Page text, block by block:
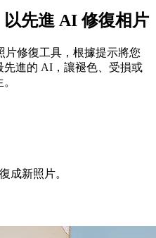
先進 AI 修復相片
片修復工具，根據提示將您
進的 AI，讓褪色、受損或
成新照片。